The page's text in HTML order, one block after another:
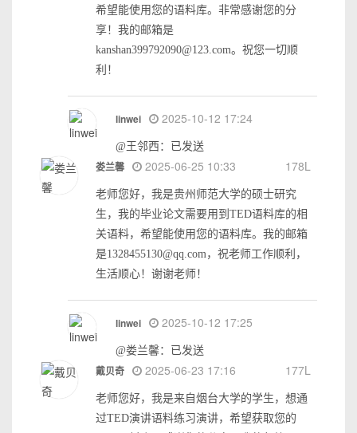
希望能使用您的语料库。非常感谢您的分
享！我的邮箱是
kanshan399792090@123.com。祝您一切顺
利！
linwei 2025-10-12 17:24
@王邻西：已发送
娄兰馨 2025-06-25 10:33 178L
老师您好，我是贵州师范大学的硕士研究
生，我的毕业论文需要用到TED语料库的相
关语料，希望能使用您的语料库。我的邮箱
是1328455130@qq.com，祝老师工作顺利，
生活顺心！谢谢老师！
linwei 2025-10-12 17:25
@娄兰馨：已发送
戴贝奇 2025-06-23 17:16 177L
老师您好，我是来自烟台大学的学生，想通
过TED演讲语料练习演讲，希望获取您的